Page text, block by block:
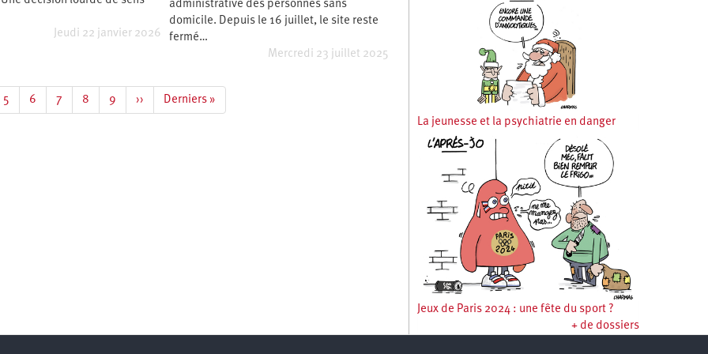
Jeudi 22 janvier 2026
administrative des personnes sans
domicile. Depuis le 16 juillet, le site reste
fermé…
Mercredi 23 juillet 2025
Page
5 Page
6 Page
7 Page
8 Page
9
Page
suivante
››
Dernière
page
Derniers »
La jeunesse et la psychiatrie en danger
Jeux de Paris 2024 : une fête du sport ?
+ de dossiers